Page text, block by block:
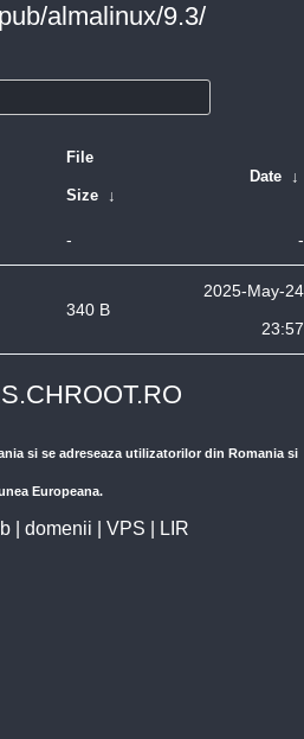
almalinux/9.3/
File
Size ↓
Date ↓
- -
340 B
2025-May-24
23:57
si se adreseaza utilizatorilor din Romania si
Europeana.
| domenii VPS LIR